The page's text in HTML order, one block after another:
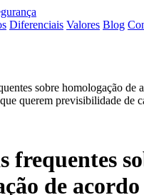
Diferenciais Valores Blog
sobre homologação de
querem previsibilidade de
frequentes
de acordo